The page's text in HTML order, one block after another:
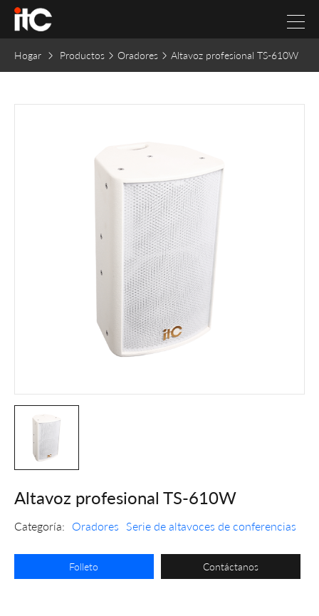
Hogar Productos Oradores Altavoz profesional TS-610W
Altavoz profesional TS-610W
Categoría: Oradores Serie de altavoces de conferencias
Folleto Contáctanos